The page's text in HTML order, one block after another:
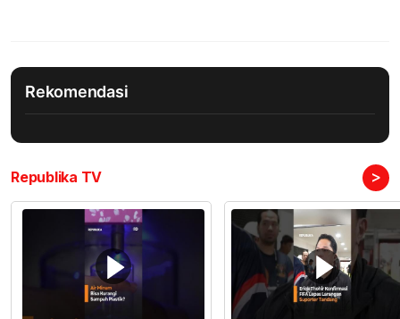
Rekomendasi
Republika TV >